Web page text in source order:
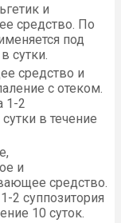
и
средство. По
под
сутки.
средство и
с отеком.
1-2
в течение
и
средство.
2 суппозитория
10 суток.